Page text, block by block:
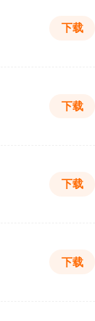
下载
下载
下载
下载